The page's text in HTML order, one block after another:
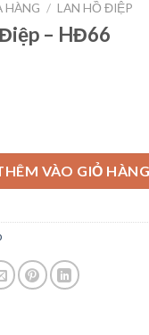
HÀNG / LAN HỒ ĐIỆP
– HĐ66
số lượng
VÀO GIỎ HÀNG